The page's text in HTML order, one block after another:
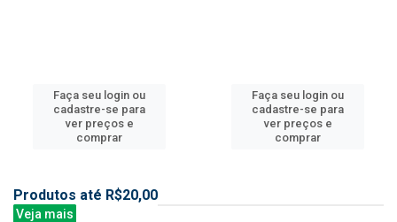
Faça seu login ou
cadastre-se para
ver preços e
comprar
Faça seu login ou
cadastre-se para
ver preços e
comprar
Produtos até R$20,00
Veja mais